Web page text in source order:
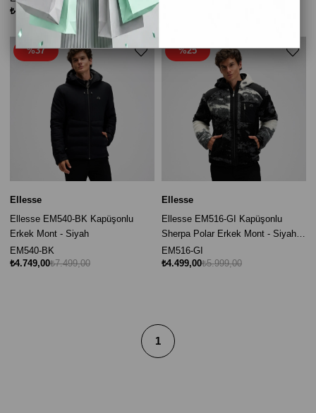
₺4.299,00₺5.999,00
Ellesse
Ellesse EM540-BK Kapüşonlu
Erkek Mont - Siyah
EM540-BK
₺4.749,00₺7.499,00
%37
Ellesse
Ellesse EM516-GI Kapüşonlu
Sherpa Polar Erkek Mont - Siyah /
Beyaz / Gri
EM516-GI
₺4.499,00₺5.999,00
%25
1